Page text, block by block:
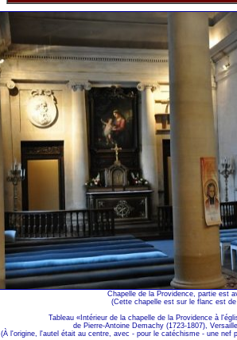
Chapelle de la Providence, partie est
(Cette chapelle est sur le flanc est
Tableau «Intérieur de la chapelle de la Providence à
de Pierre-Antoine Demachy (1723-1807),
(À l'origine, l'autel était au centre, avec - pour le catéchisme - une nef